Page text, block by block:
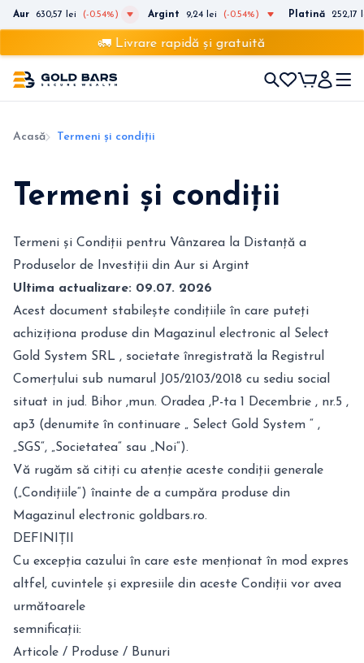
Aur 630,57 lei (-0.54%) Argint 9,24 lei (-0.54%) Platină 252,17
🚛 Livrare rapidă și gratuită
Acasă Termeni și condiții
Termeni și condiții
Termeni și Condiții pentru Vânzarea la Distanță a
Produselor de Investiții din Aur si Argint
Ultima actualizare: 09.07. 2026
Acest document stabilește condițiile în care puteți
achiziționa produse din Magazinul electronic al Select
Gold System SRL , societate înregistrată la Registrul
Comerțului sub numarul J05/2103/2018 cu sediu social
situat in jud. Bihor ,mun. Oradea ,P-ta 1 Decembrie , nr.5 ,
ap3 (denumite în continuare „ Select Gold System “ ,
„SGS“, „Societatea“ sau „Noi“).
Vă rugăm să citiți cu atenție aceste condiții generale
(„Condițiile“) înainte de a cumpăra produse din
Magazinul electronic goldbars.ro.
DEFINIȚII
Cu excepția cazului în care este menționat în mod expres
altfel, cuvintele și expresiile din aceste Condiții vor avea
următoarele
semnificații:
Articole / Produse / Bunuri